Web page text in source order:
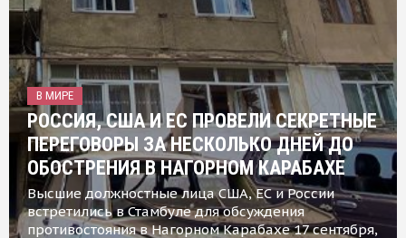
В МИРЕ
РОССИЯ, США И ЕС ПРОВЕЛИ СЕКРЕТНЫЕ
ПЕРЕГОВОРЫ ЗА НЕСКОЛЬКО ДНЕЙ ДО
ОБОСТРЕНИЯ В НАГОРНОМ КАРАБАХЕ
Высшие должностные лица США, ЕС и России
встретились в Стамбуле для обсуждения
противостояния в Нагорном Карабахе 17 сентября,